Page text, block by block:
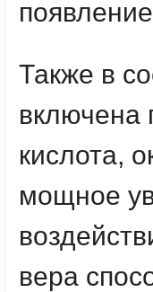
Также в
включена
кислота,
мощное
вера